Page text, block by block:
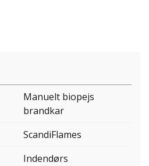
Manuelt biopejs
brandkar
ScandiFlames
Indendørs